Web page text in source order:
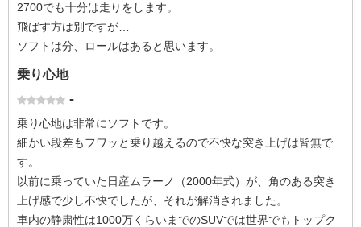
2700でも十分は走りをします。
飛ばす方は別ですが…
ソフトは分、ロールはあると思います。
乗り心地
-
乗り心地は非常にソフトです。
細かい段差もフワッと乗り越えるので不快な突き上げは皆無で
す。
以前に乗っていた日産ムラーノ（2000年式）が、角のある突き
上げ感で少し不快でしたが、それが解消されました。
車内の静粛性は1000万くらいまでのSUVでは世界でもトップク